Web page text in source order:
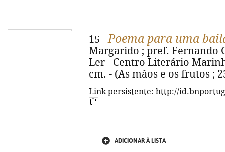
15 -Poema para uma
Margarido ; pref. Fernando
Ler - Centro Literário
cm. - (As mãos e os frutos ;
Link persistente: http://
ADICIONAR À LISTA